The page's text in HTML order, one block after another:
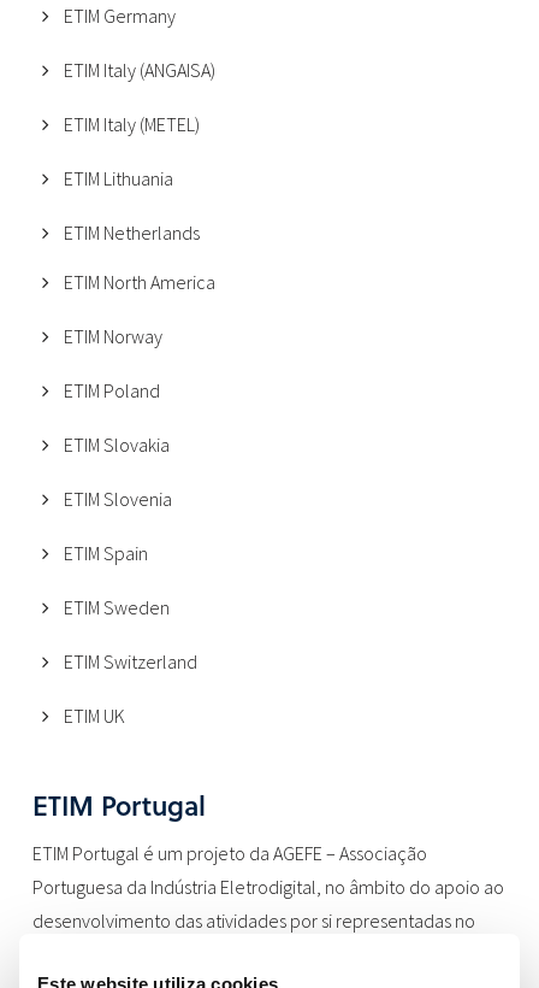
ETIM Germany
ETIM Italy (ANGAISA)
ETIM Italy (METEL)
ETIM Lithuania
ETIM Netherlands
ETIM North America
ETIM Norway
ETIM Poland
ETIM Slovakia
ETIM Slovenia
ETIM Spain
ETIM Sweden
ETIM Switzerland
ETIM UK
ETIM Portugal
ETIM Portugal é um projeto da AGEFE – Associação
Portuguesa da Indústria Eletrodigital, no âmbito do apoio ao
desenvolvimento das atividades por si representadas no